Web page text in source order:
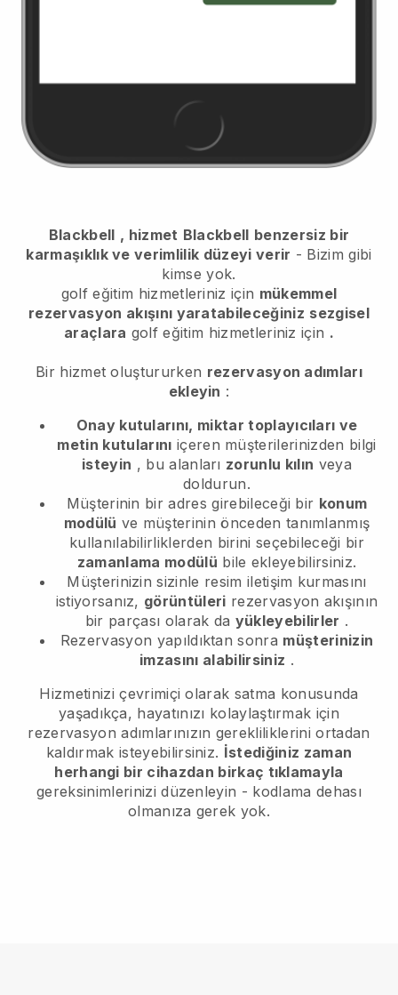
Blackbell , hizmet Blackbell benzersiz bir
karmaşıklık ve verimlilik düzeyi verir - Bizim gibi
kimse yok.
golf eğitim hizmetleriniz için mükemmel
rezervasyon akışını yaratabileceğiniz sezgisel
araçlara golf eğitim hizmetleriniz için .
Bir hizmet oluştururken rezervasyon adımları
ekleyin :
Onay kutularını, miktar toplayıcıları ve
metin kutularını içeren müşterilerinizden bilgi
isteyin , bu alanları zorunlu kılın veya
doldurun.
Müşterinin bir adres girebileceği bir konum
modülü ve müşterinin önceden tanımlanmış
kullanılabilirliklerden birini seçebileceği bir
zamanlama modülü bile ekleyebilirsiniz.
Müşterinizin sizinle resim iletişim kurmasını
istiyorsanız, görüntüleri rezervasyon akışının
bir parçası olarak da yükleyebilirler .
Rezervasyon yapıldıktan sonra müşterinizin
imzasını alabilirsiniz .
Hizmetinizi çevrimiçi olarak satma konusunda
yaşadıkça, hayatınızı kolaylaştırmak için
rezervasyon adımlarınızın gerekliliklerini ortadan
kaldırmak isteyebilirsiniz. İstediğiniz zaman
herhangi bir cihazdan birkaç tıklamayla
gereksinimlerinizi düzenleyin - kodlama dehası
olmanıza gerek yok.